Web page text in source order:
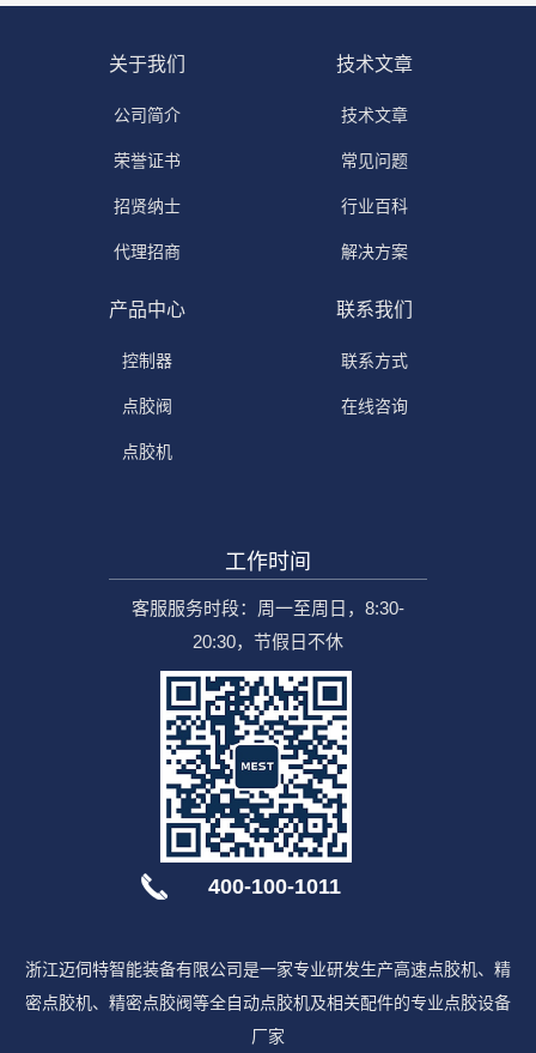
关于我们
公司简介
荣誉证书
招贤纳士
代理招商
技术文章
技术文章
常见问题
行业百科
解决方案
产品中心
控制器
点胶阀
点胶机
联系我们
联系方式
在线咨询
工作时间
客服服务时段：周一至周日，8:30-
20:30，节假日不休
400-100-1011
浙江迈伺特智能装备有限公司是一家专业研发生产高速点胶机、精
密点胶机、精密点胶阀等全自动点胶机及相关配件的专业点胶设备
厂家